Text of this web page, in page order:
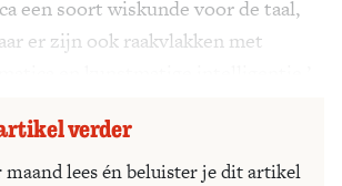
een soort wiskunde voor de taal,
er zijn ook raakvlakken met
verder
maand lees én beluister je dit artikel